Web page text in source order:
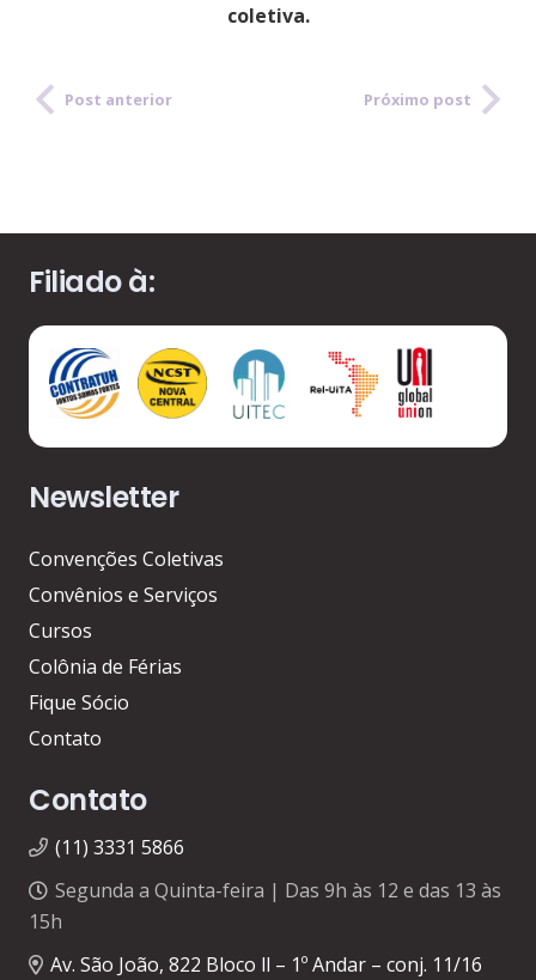
coletiva.
Post anterior Próximo post
Filiado à:
Newsletter
Convenções Coletivas
Convênios e Serviços
Cursos
Colônia de Férias
Fique Sócio
Contato
Contato
(11) 3331 5866
Segunda a Quinta-feira | Das 9h às 12 e das 13 às
15h
Av. São João, 822 Bloco ll – 1º Andar – conj. 11/16